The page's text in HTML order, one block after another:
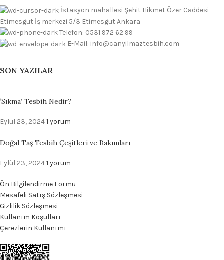
İstasyon mahallesi Şehit Hikmet Özer Caddesi
Etimesgut İş merkezi 5/3 Etimesgut Ankara
Telefon: 0531 972 62 99
E-Mail: info@canyilmaztesbih.com
SON YAZILAR
‘Sıkma’ Tesbih Nedir?
Eylül 23, 20241 yorum
Doğal Taş Tesbih Çeşitleri ve Bakımları
Eylül 23, 20241 yorum
Ön Bilgilendirme Formu
Mesafeli Satış Sözleşmesi
Gizlilik Sözleşmesi
Kullanım Koşulları
Çerezlerin Kullanımı